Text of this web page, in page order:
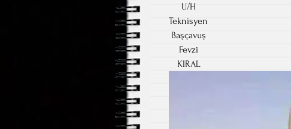
U/H
Teknisyen
Başçavuş
Fevzi
KIRAL